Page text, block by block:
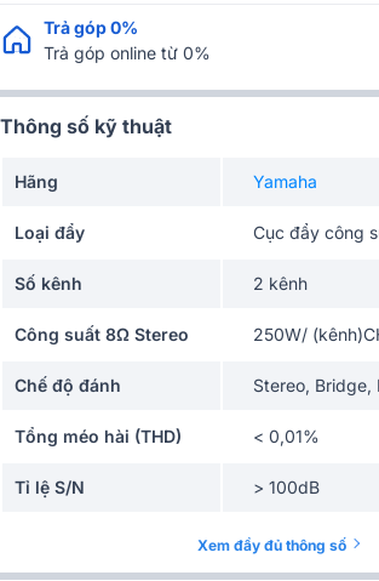
Trả góp 0%
Trả góp online từ 0%
Thông số kỹ thuật
Hãng Yamaha
Loại đẩy Cục đẩy công
Số kênh 2 kênh
Công suất 8Ω Stereo 250W/
Chế độ đánh Stereo, Bridge,
Tổng méo hài (THD) < 0,01%
Tỉ lệ S/N > 100dB
≥ 200(1kHz)
Xem đầy đủ thông số